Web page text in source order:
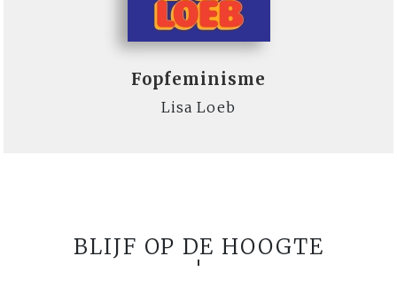
Fopfeminisme
Lisa Loeb
BLIJF OP DE HOOGTE